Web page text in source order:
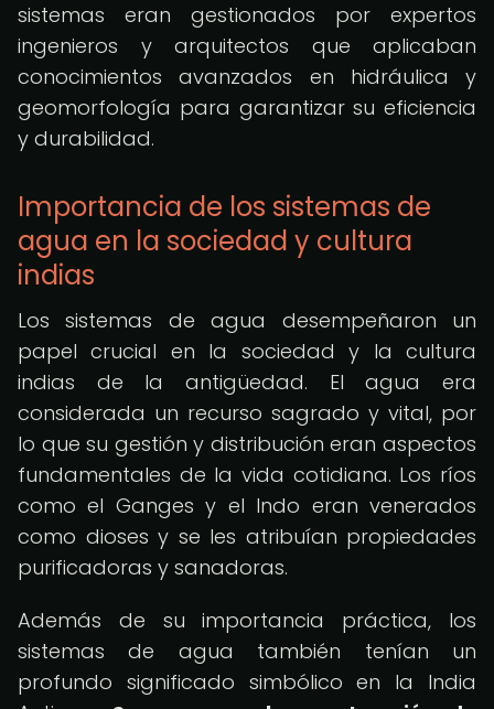
sistemas eran gestionados por expertos
ingenieros y arquitectos que aplicaban
conocimientos avanzados en hidráulica y
geomorfología para garantizar su eficiencia
y durabilidad.
Importancia de los sistemas de
agua en la sociedad y cultura
indias
Los sistemas de agua desempeñaron un
papel crucial en la sociedad y la cultura
indias de la antigüedad. El agua era
considerada un recurso sagrado y vital, por
lo que su gestión y distribución eran aspectos
fundamentales de la vida cotidiana. Los ríos
como el Ganges y el Indo eran venerados
como dioses y se les atribuían propiedades
purificadoras y sanadoras.
Además de su importancia práctica, los
sistemas de agua también tenían un
profundo significado simbólico en la India